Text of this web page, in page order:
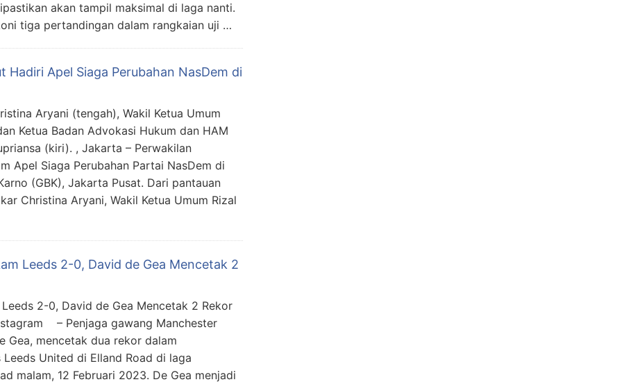
akan tampil maksimal di laga nanti.
tiga pertandingan dalam rangkaian uji …
Hadiri Apel Siaga Perubahan NasDem di
Aryani (tengah), Wakil Ketua Umum
Ketua Badan Advokasi Hukum dan HAM
(kiri). , Jakarta – Perwakilan
Apel Siaga Perubahan Partai NasDem di
(GBK), Jakarta Pusat. Dari pantauan
Christina Aryani, Wakil Ketua Umum Rizal
Leeds 2-0, David de Gea Mencetak 2
2-0, David de Gea Mencetak 2 Rekor
– Penjaga gawang Manchester
Gea, mencetak dua rekor dalam
United di Elland Road di laga
malam, 12 Februari 2023. De Gea menjadi